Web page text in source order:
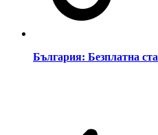
България: Безплатна